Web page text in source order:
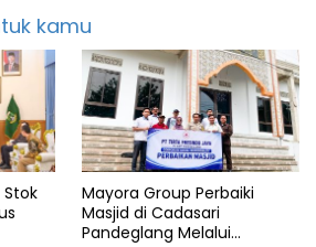
kamu
Stok
Mayora Group Perbaiki
Masjid di Cadasari
Pandeglang Melalui